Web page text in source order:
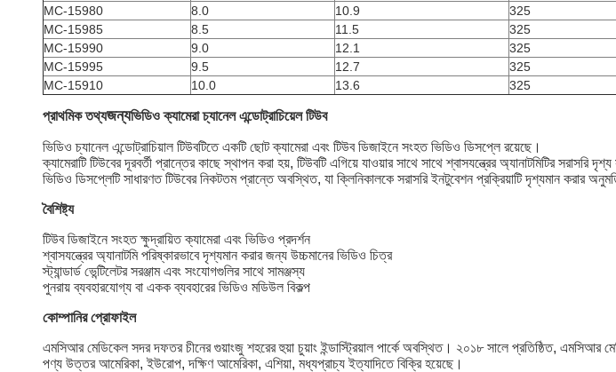
MC-15980
8.0 10.9
325
MC-15985
8.5 11.5
325
MC-15990
9.0 12.1
325
MC-15995
9.5 12.7
325
MC-15910
10.0 13.6 325
প্রাথমিক তথ্যজন্যভিডিও ক্যামেরা চ্যানেল এন্ডোট্রাচিয়েল টিউব
ভিডিও চ্যানেল এন্ডোট্রাচিয়াল টিউবটিতে একটি ছোট ক্যামেরা এবং টিউব ডিজাইনে সংহত ভিডিও ডিসপ্লে রয়েছে।
ক্যামেরাটি টিউবের দূরবর্তী প্রান্তের কাছে স্থাপন করা হয়, টিউবটি এগিয়ে যাওয়ার সাথে সাথে শ্বাসযন্ত্রের অ্যানাটমিটির সরাসরি
ভিডিও ডিসপ্লেটি সাধারণত টিউবের নিকটতম প্রান্তে অবস্থিত, যা ক্লিনিকালকে সরাসরি ইনটুবেশন প্রক্রিয়াটি দৃশ্যমান করার
বৈশিষ্ট্য
টিউব ডিজাইনে সংহত ক্ষুদ্রায়িত ক্যামেরা এবং ভিডিও প্রদর্শন
শ্বাসযন্ত্রের অ্যানাটমি পরিষ্কারভাবে দৃশ্যমান করার জন্য উচ্চমানের ভিডিও চিত্র
স্ট্যান্ডার্ড ভেন্টিলেটর সরঞ্জাম এবং সংযোগগুলির সাথে সামঞ্জস্য
পুনরায় ব্যবহারযোগ্য বা একক ব্যবহারের ভিডিও মডিউল বিকল্প
কোম্পানির প্রোফাইল
এমসিআর মেডিকেল সদর দফতর চীনের গুয়াংজু শহরের হুয়া চুয়াং ইন্ডাস্ট্রিয়াল পার্কে অবস্থিত। ২০১৮ সালে প্রতিষ্ঠিত, এমসিআর
পণ্য উত্তর আমেরিকা, ইউরোপ, দক্ষিণ আমেরিকা, এশিয়া, মধ্যপ্রাচ্য ইত্যাদিতে বিক্রি হয়েছে।